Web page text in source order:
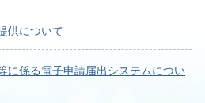
供について
に係る電子申請届出システムについ